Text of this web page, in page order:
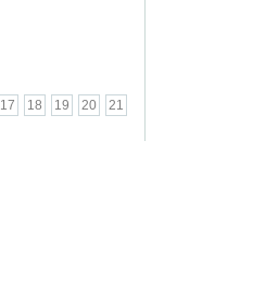
17 18 19 20
21